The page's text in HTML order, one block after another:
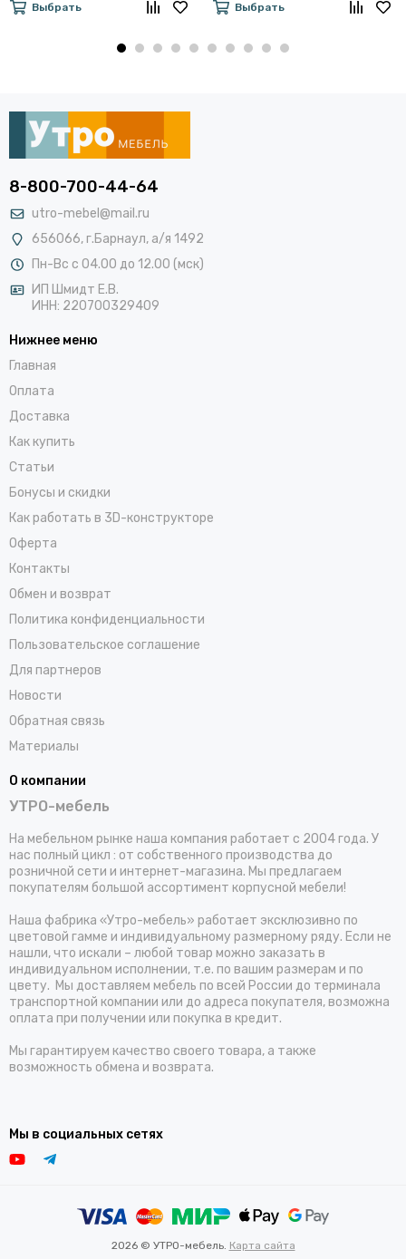
Выбрать Выбрать
8-800-700-44-64
utro-mebel@mail.ru
656066, г.Барнаул, а/я 1492
Пн-Вс с 04.00 до 12.00 (мск)
ИП Шмидт Е.В.
ИНН: 220700329409
Нижнее меню
Главная
Оплата
Доставка
Как купить
Статьи
Бонусы и скидки
Как работать в 3D-конструкторе
Оферта
Контакты
Обмен и возврат
Политика конфиденциальности
Пользовательское соглашение
Для партнеров
Новости
Обратная связь
Материалы
О компании
УТРО-мебель
На мебельном рынке наша компания работает с 2004 года. У
нас полный цикл : от собственного производства до
розничной сети и интернет-магазина. Мы предлагаем
покупателям большой ассортимент корпусной мебели!
Наша фабрика «Утро-мебель» работает эксклюзивно по
цветовой гамме и индивидуальному размерному ряду. Если не
нашли, что искали – любой товар можно заказать в
индивидуальном исполнении, т.е. по вашим размерам и по
цвету. Мы доставляем мебель по всей России до терминала
транспортной компании или до адреса покупателя, возможна
оплата при получении или покупка в кредит.
Мы гарантируем качество своего товара, а также
возможность обмена и возврата.
Мы в социальных сетях
2026 © УТРО-мебель. Карта сайта